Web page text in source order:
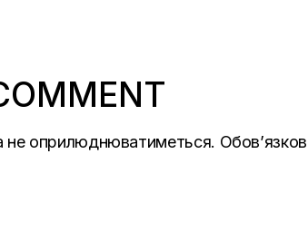
не оприлюднюватиметься.